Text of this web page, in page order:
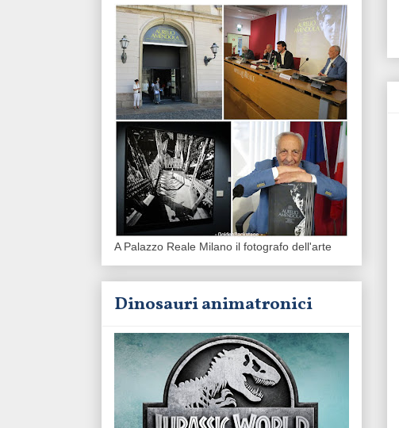
A Palazzo Reale Milano il fotografo dell'arte
Dinosauri animatronici